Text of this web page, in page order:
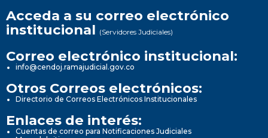
Acceda a su correo electrónico
institucional (Servidores Judiciales)
Correo electrónico institucional:
info@cendoj.ramajudicial.gov.co
Otros Correos electrónicos:
Directorio de Correos Electrónicos Institucionales
Enlaces de interés:
Cuentas de correo para Notificaciones Judiciales